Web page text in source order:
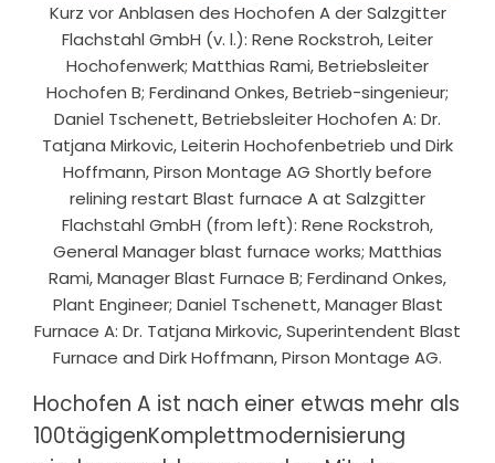
Kurz vor Anblasen des Hochofen A der Salzgitter
Flachstahl GmbH (v. l.): Rene Rockstroh, Leiter
Hochofenwerk; Matthias Rami, Betriebsleiter
Hochofen B; Ferdinand Onkes, Betrieb-singenieur;
Daniel Tschenett, Betriebsleiter Hochofen A: Dr.
Tatjana Mirkovic, Leiterin Hochofenbetrieb und Dirk
Hoffmann, Pirson Montage AG Shortly before
relining restart Blast furnace A at Salzgitter
Flachstahl GmbH (from left): Rene Rockstroh,
General Manager blast furnace works; Matthias
Rami, Manager Blast Furnace B; Ferdinand Onkes,
Plant Engineer; Daniel Tschenett, Manager Blast
Furnace A: Dr. Tatjana Mirkovic, Superintendent Blast
Furnace and Dirk Hoffmann, Pirson Montage AG.
Hochofen A ist nach einer etwas mehr als
100tägigenKomplettmodernisierung